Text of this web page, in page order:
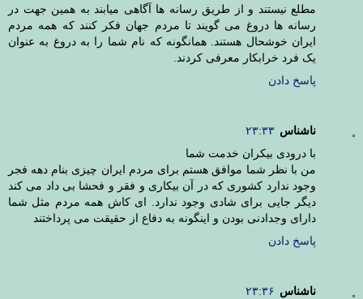
مطلع نیستند و از طریق رسانه ها آگاهی میابند به همین جهت در
رسانه ها دروغ می گویند تا مردم جهان فکر کنند که همه مردم
ایران خوشحال هستند. همانگونه که نام شما را به دروغ به عنوان
یک فرد خرابکار معرفی کردند.
پاسخ دادن
ناشناس ۲۳:۳۳
با درودی بیکران خدمت شما
من با نظر شما موافق هستم برای مردم ایران چیزی بنام دهه فجر
وجود ندارد کشوری که در آن بیکاری و فقر و فحشا بی داد می کند
دیگر جایی برای شادی وجود ندارد. ای کاش همه مردم مثل شما
دارای وجدادنی بودن و اینگونه به دفاع از حقیقت می پرداختند
پاسخ دادن
ناشناس ۲۳:۳۶